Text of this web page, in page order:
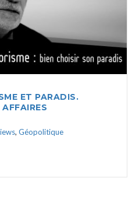
ET PARADIS.
, Géopolitique